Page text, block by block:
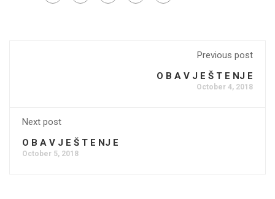
Previous post
O B A V J E Š T E NJ E
October 4, 2018
Next post
O B A V J E Š T E NJ E
October 5, 2018